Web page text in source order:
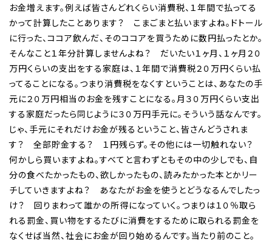
お金増えます。例えば皆さんどれくらい消費税、１年間で払ってる
かって計算したことあります？ こまごまと払いますよね。ドトール
に行った、ココア飲んだ、そのココアを買うために数円払ったとか。
そんなこと１年分計算しませんよね？ だいたい１ヶ月、１ヶ月２０
万円くらいの支出をする家庭は、１年間で消費税２０万円くらい払
ってることになる。つまり消費税をなくすということは、あなたの手
元に２０万円相当のお金を残すことになる。月３０万円くらい支出
する家庭だったら同じように３０万円手元に。そういう話なんです。
じゃ、手元にそれだけお金が残るということ、皆さんどうされま
す？ 全部貯金する？ １円残らず。その他には一切触れない？
何かしら買いますよね。すべてと言わずともその中の少しでも、自
分の食べたかったもの、欲しかったもの、読みたかった本とかリー
チしていきますよね？ あなたがお金を使うとどうなるんでしたっ
け？ 回りまわって誰かの所得になっていく。つまりは１０％取ら
れる罰金、買い物をするたびに消費をするために取られる罰金を
なくせば当然、社会にお金が回り始めるんです。当たり前のこと。